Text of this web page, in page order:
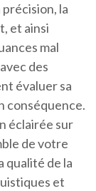
la
et ainsi
mal
des
évaluer sa
conséquence.
éclairée sur
de votre
qualité de la
et